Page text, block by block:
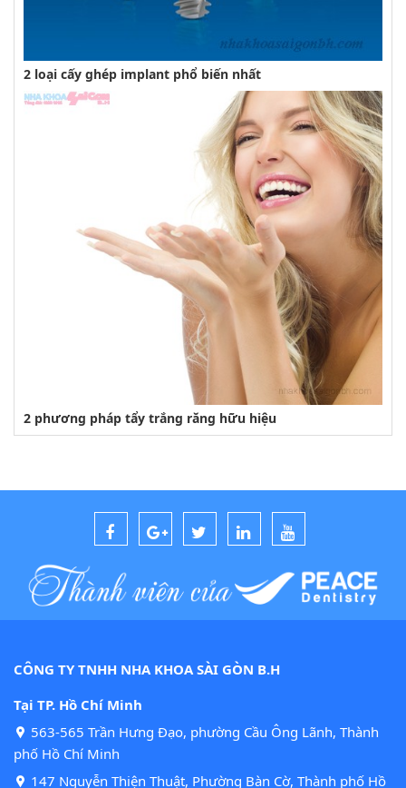
2 loại cấy ghép implant phổ biến nhất
2 phương pháp tẩy trắng răng hữu hiệu
CÔNG TY TNHH NHA KHOA SÀI GÒN B.H
Tại TP. Hồ Chí Minh
563-565 Trần Hưng Đạo, phường Cầu Ông Lãnh, Thành
phố Hồ Chí Minh
147 Nguyễn Thiện Thuật, Phường Bàn Cờ, Thành phố Hồ